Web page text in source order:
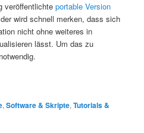
veröffentlichteportable Version
wird schnell merken, dass sich
nicht ohne weiteres in
lässt. Um das zu
,Software & Skripte,Tutorials &